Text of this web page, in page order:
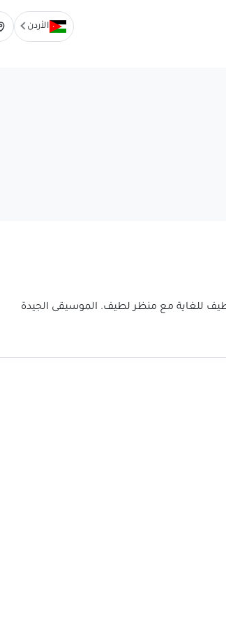
الأردن
للغاية مع منظر لطيف. الموسيقى الجيدة